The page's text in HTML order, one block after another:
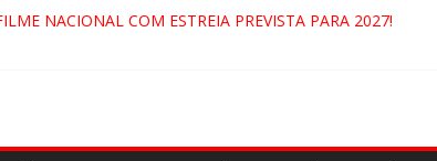
NACIONAL COM ESTREIA PREVISTA PARA 2027!